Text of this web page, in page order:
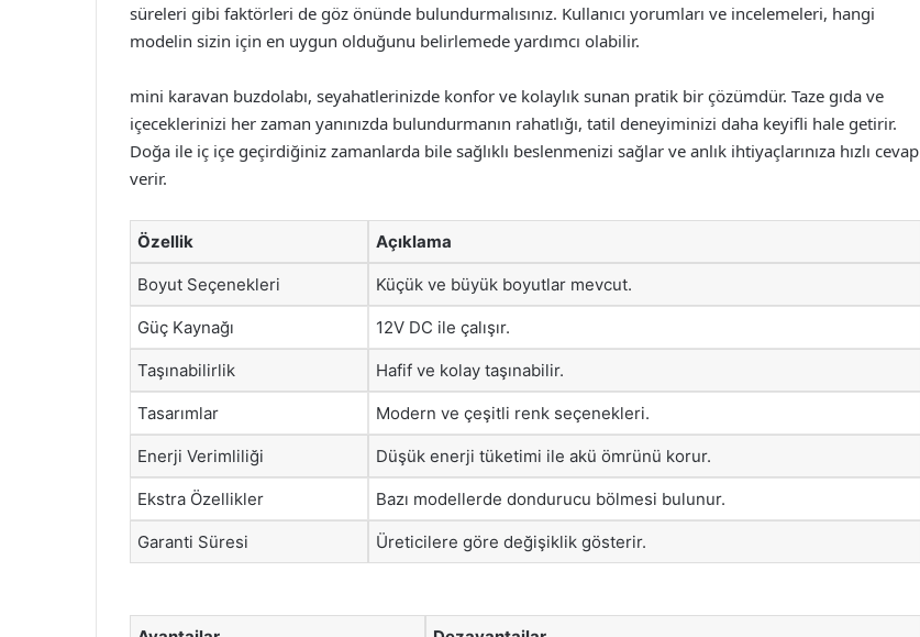
süreleri gibi faktörleri de göz önünde bulundurmalısınız. Kullanıcı yorumları ve incelemeleri, hangi
modelin sizin için en uygun olduğunu belirlemede yardımcı olabilir.
mini karavan buzdolabı, seyahatlerinizde konfor ve kolaylık sunan pratik bir çözümdür. Taze gıda ve
içeceklerinizi her zaman yanınızda bulundurmanın rahatlığı, tatil deneyiminizi daha keyifli hale getirir.
Doğa ile iç içe geçirdiğiniz zamanlarda bile sağlıklı beslenmenizi sağlar ve anlık ihtiyaçlarınıza hızlı cevap
verir.
Özellik Açıklama
Boyut Seçenekleri Küçük ve büyük boyutlar mevcut.
Güç Kaynağı 12V DC ile çalışır.
Taşınabilirlik Hafif ve kolay taşınabilir.
Tasarımlar Modern ve çeşitli renk seçenekleri.
Enerji Verimliliği Düşük enerji tüketimi ile akü ömrünü korur.
Ekstra Özellikler Bazı modellerde dondurucu bölmesi bulunur.
Garanti Süresi Üreticilere göre değişiklik gösterir.